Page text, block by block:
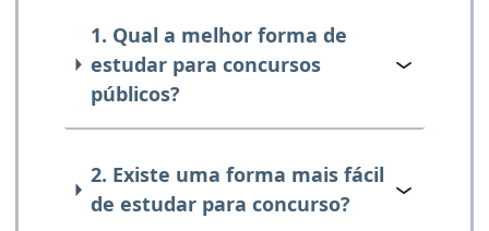
1. Qual a melhor forma de
estudar para concursos
públicos?
2. Existe uma forma mais fácil
de estudar para concurso?